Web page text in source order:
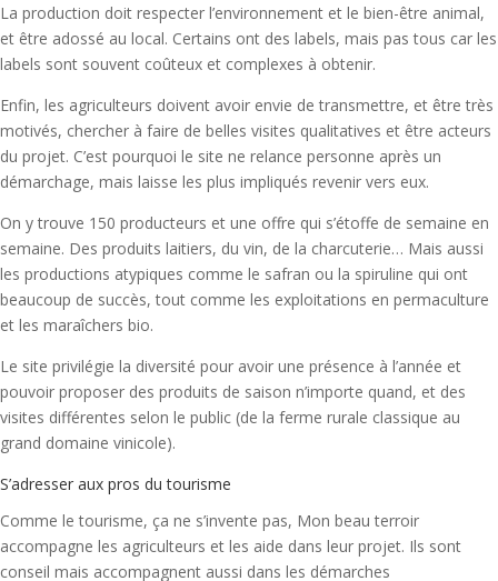
La production doit respecter l’environnement et le bien-être animal,
et être adossé au local. Certains ont des labels, mais pas tous car les
labels sont souvent coûteux et complexes à obtenir.
Enfin, les agriculteurs doivent avoir envie de transmettre, et être très
motivés, chercher à faire de belles visites qualitatives et être acteurs
du projet. C’est pourquoi le site ne relance personne après un
démarchage, mais laisse les plus impliqués revenir vers eux.
On y trouve 150 producteurs et une offre qui s’étoffe de semaine en
semaine. Des produits laitiers, du vin, de la charcuterie… Mais aussi
les productions atypiques comme le safran ou la spiruline qui ont
beaucoup de succès, tout comme les exploitations en permaculture
et les maraîchers bio.
Le site privilégie la diversité pour avoir une présence à l’année et
pouvoir proposer des produits de saison n’importe quand, et des
visites différentes selon le public (de la ferme rurale classique au
grand domaine vinicole).
S’adresser aux pros du tourisme
Comme le tourisme, ça ne s’invente pas, Mon beau terroir
accompagne les agriculteurs et les aide dans leur projet. Ils sont
conseil mais accompagnent aussi dans les démarches